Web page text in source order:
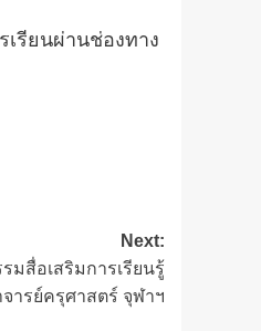
รียนผ่านช่องทาง
Next:
มสื่อเสริมการเรียนรู้
จารย์ครุศาสตร์ จุฬาฯ